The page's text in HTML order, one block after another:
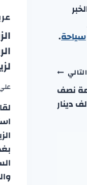
سياحة.
التالي
نصف